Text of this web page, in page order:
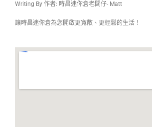
Writing By 作者: 時昌迷你倉老闆仔- Matt
讓時昌迷你倉為您開啟更寬敞、更輕鬆的生活！